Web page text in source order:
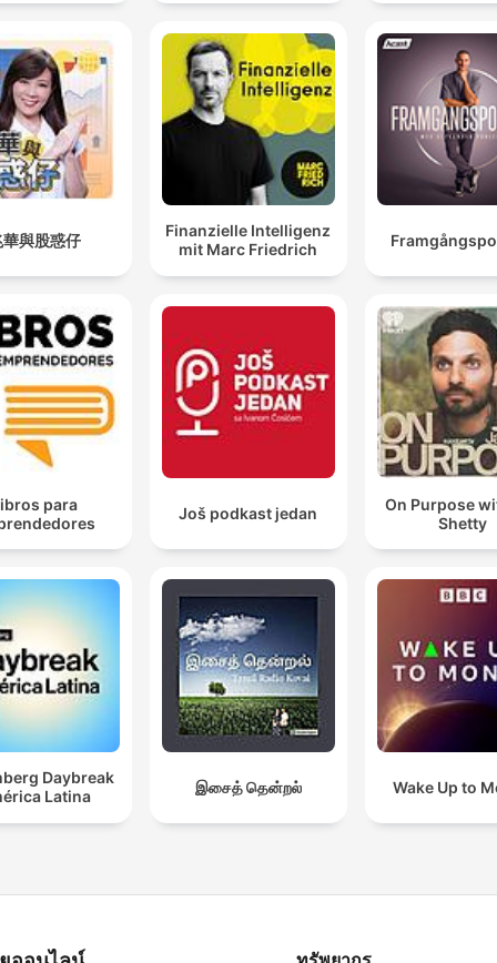
與股惑仔
Finanzielle Intelligenz
mit Marc Friedrich
para
Još podkast jedan
On Purpose
Shetty
Daybreak
Latina
இசைத் தென்றல் Wake Up to